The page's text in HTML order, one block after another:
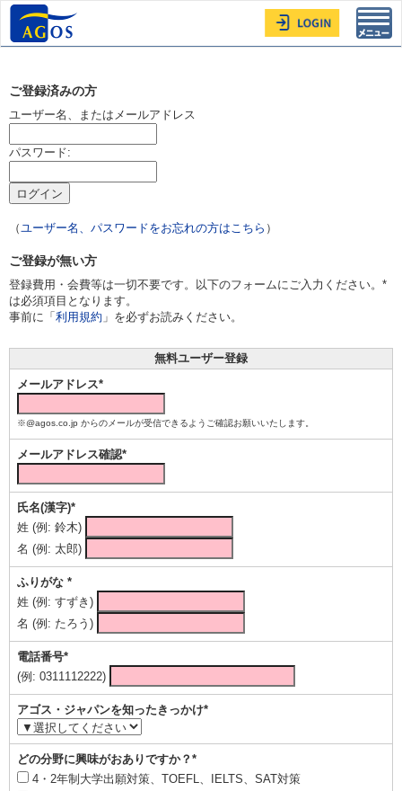
ご登録済みの方
ユーザー名、またはメールアドレス
パスワード:
（ユーザー名、パスワードをお忘れの方はこちら ）
ご登録が無い方
登録費用・会費等は一切不要です。以下のフォームにご入力ください。*
は必須項目となります。
事前に「 利用規約 」を必ずお読みください。
無料ユーザー登録
メールアドレス*
※@agos.co.jp からのメールが受信できるようご確認お願いいたします。
メールアドレス確認*
氏名(漢字)*
姓 (例: 鈴木)
名 (例: 太郎)
ふりがな *
姓 (例: すずき)
名 (例: たろう)
電話番号*
(例: 0311112222)
アゴス・ジャパンを知ったきっかけ*
どの分野に興味がおありですか？*
4・2年制大学出願対策、TOEFL、IELTS、SAT対策